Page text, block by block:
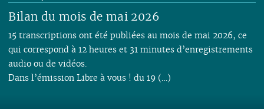
Bilan du mois de mai 2026
15 transcriptions ont été publiées au mois de mai 2026, ce
qui correspond à 12 heures et 31 minutes d’enregistrements
audio ou de vidéos.
Dans l’émission Libre à vous ! du 19 (…)